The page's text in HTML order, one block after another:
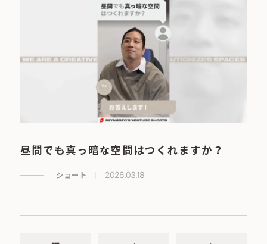
昼間でも真っ暗な空間はつくれますか？
ショート 2026.03.18